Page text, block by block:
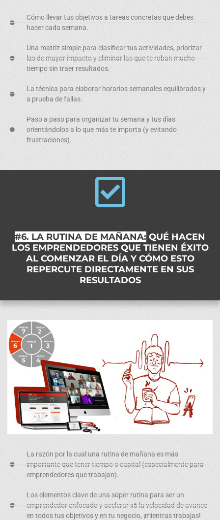
Cómo llevar tus objetivos a tareas concretasque debes
hacer cada semana.
Una matriz simple para clasificartus actividades, priorizar
las de mayor impacto y eliminar las que te roban mucho
tiempo sin traer resultados.
La técnica para elaborar horarios semanales equilibradosy
a prueba de fallas.
Paso a paso para organizartu semana y tus días
orientándolos a lo que más te importa (y evitando
frustraciones).
#6. LA RUTINA DE MAÑANA: QUÉ HACEN
LOS EMPRENDEDORES QUE TIENEN ÉXITO
AL COMENZAR EL DÍA Y CÓMO ESTO
REPERCUTE DIRECTAMENTE EN SUS
RESULTADOS
La razón por la cual una rutina de mañana es más
importante que tener tiempo o capital (especialmente para
emprendedores que trabajan).
Los elementos clavede una súper rutina para ser un
emprendedor enfocado y acelerar x6 la velocidad de avance
en todos tus objetivos y en tu negocio, ¡mientras trabajas!